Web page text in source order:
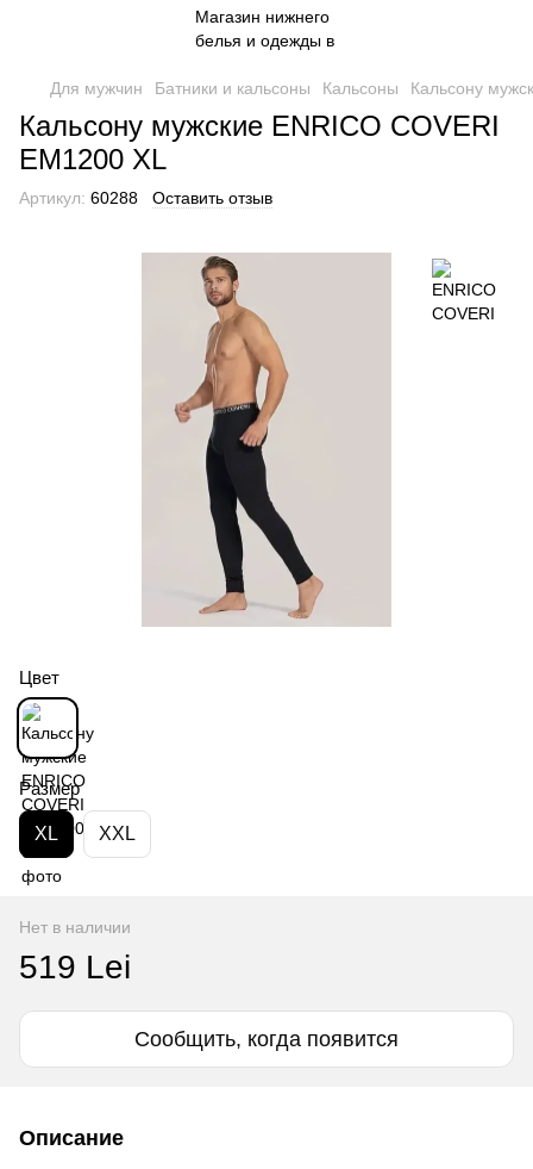
Для мужчин Батники и кальсоны Кальсоны Кальсону
Кальсону мужские ENRICO COVERI
EM1200 XL
Артикул: 60288 Оставить отзыв
Цвет
Размер
XL XXL
Нет в наличии
519 Lei
Сообщить, когда появится
Описание